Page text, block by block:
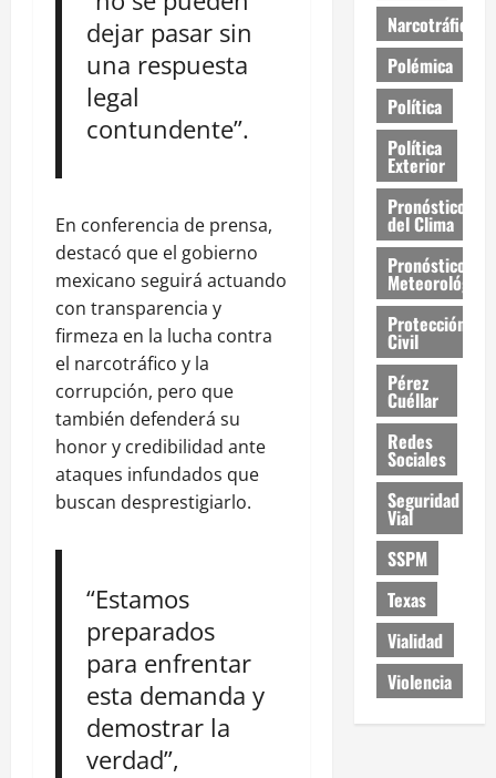
dejar pasar sin
una respuesta
legal
contundente”.
En conferencia de prensa,
destacó que el gobierno
mexicano seguirá actuando
con transparencia y
firmeza en la lucha contra
el narcotráfico y la
corrupción, pero que
también defenderá su
honor y credibilidad ante
ataques infundados que
buscan desprestigiarlo.
“Estamos
preparados
para enfrentar
esta demanda y
demostrar la
verdad”,
Narcotráfico
Polémica
Política
Política
Exterior
Pronóstico
del Clima
Pronóstico
Meteorológico
Protección
Civil
Pérez
Cuéllar
Redes
Sociales
Seguridad
Vial
SSPM
Texas
Vialidad
Violencia